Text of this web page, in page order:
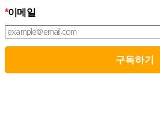
경우 버전번호 등을 부여하여 개정된 사항을 이
록 하고 있습니다.
02. 수집하는 개인정보의 항목 및 수집방
모든 이용자는 스톤브랜드커뮤니케이션즈가
고, 구독 신청을 통해 스톤브랜드커뮤니케이션
*이메일